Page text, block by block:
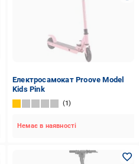
Електросамокат Proove Model
Kids Pink
1
Немає в наявності